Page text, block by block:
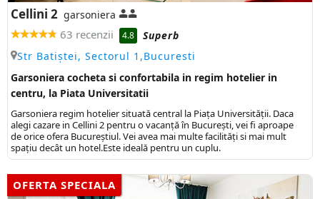
Cellini 2 garsoniera
63 recenzii 4.8
Superb
Str Batiștei, Sectorul 1,Bucuresti
Garsoniera cocheta si confortabila in regim hotelier in
centru, la Piata Universitatii
Garsoniera regim hotelier situată central la Piața Universității. Daca
alegi cazare in Cellini 2 pentru o vacanță în București, vei fi aproape
de orice ofera Bucureștiul. Vei avea mai multe facilități si mai mult
spațiu decât un hotel.Este ideală pentru un cuplu.
OFERTA SPECIALA